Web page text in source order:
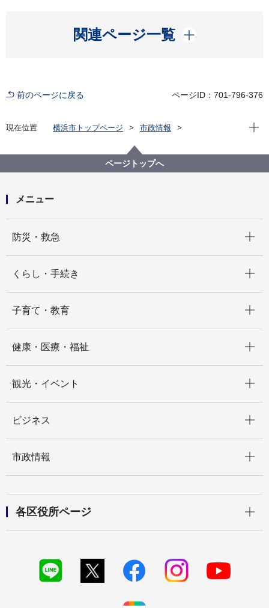
関連ページ一覧
開く
前のページに戻る ページID：701-796-376
現在位置 横浜市トップページ
市政情報
令和８年６月９日付け人事異動
現在
ページトップへ
メニュー
防災・救急
くらし・手続き
子育て・教育
健康・医療・福祉
観光・イベント
ビジネス
市政情報
各区役所ページ